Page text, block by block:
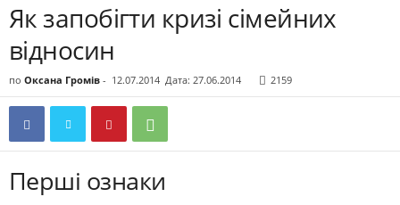
Як запобігти кризі сімейних
відносин
по Оксана Громів - 12.07.2014 Дата: 27.06.2014 2159
Перші ознаки